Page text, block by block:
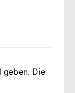
geben. Die